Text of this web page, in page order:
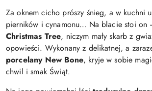
Za oknem cicho prószy śnieg, a w kuchni
pierników i cynamonu… Na blacie stoi on
Christmas Tree, niczym mały skarb z
opowieści. Wykonany z delikatnej, a
porcelany New Bone, kryje w sobie
chwil i smak Świąt.